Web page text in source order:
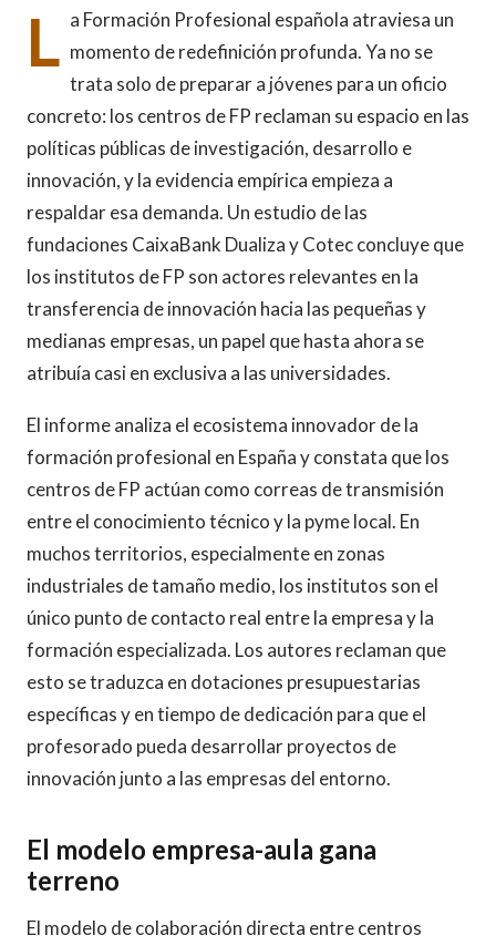
L a Formación Profesional española atraviesa un
momento de redefinición profunda. Ya no se
trata solo de preparar a jóvenes para un oficio
concreto: los centros de FP reclaman su espacio en las
políticas públicas de investigación, desarrollo e
innovación, y la evidencia empírica empieza a
respaldar esa demanda. Un estudio de las
fundaciones CaixaBank Dualiza y Cotec concluye que
los institutos de FP son actores relevantes en la
transferencia de innovación hacia las pequeñas y
medianas empresas, un papel que hasta ahora se
atribuía casi en exclusiva a las universidades.
El informe analiza el ecosistema innovador de la
formación profesional en España y constata que los
centros de FP actúan como correas de transmisión
entre el conocimiento técnico y la pyme local. En
muchos territorios, especialmente en zonas
industriales de tamaño medio, los institutos son el
único punto de contacto real entre la empresa y la
formación especializada. Los autores reclaman que
esto se traduzca en dotaciones presupuestarias
específicas y en tiempo de dedicación para que el
profesorado pueda desarrollar proyectos de
innovación junto a las empresas del entorno.
El modelo empresa-aula gana
terreno
El modelo de colaboración directa entre centros